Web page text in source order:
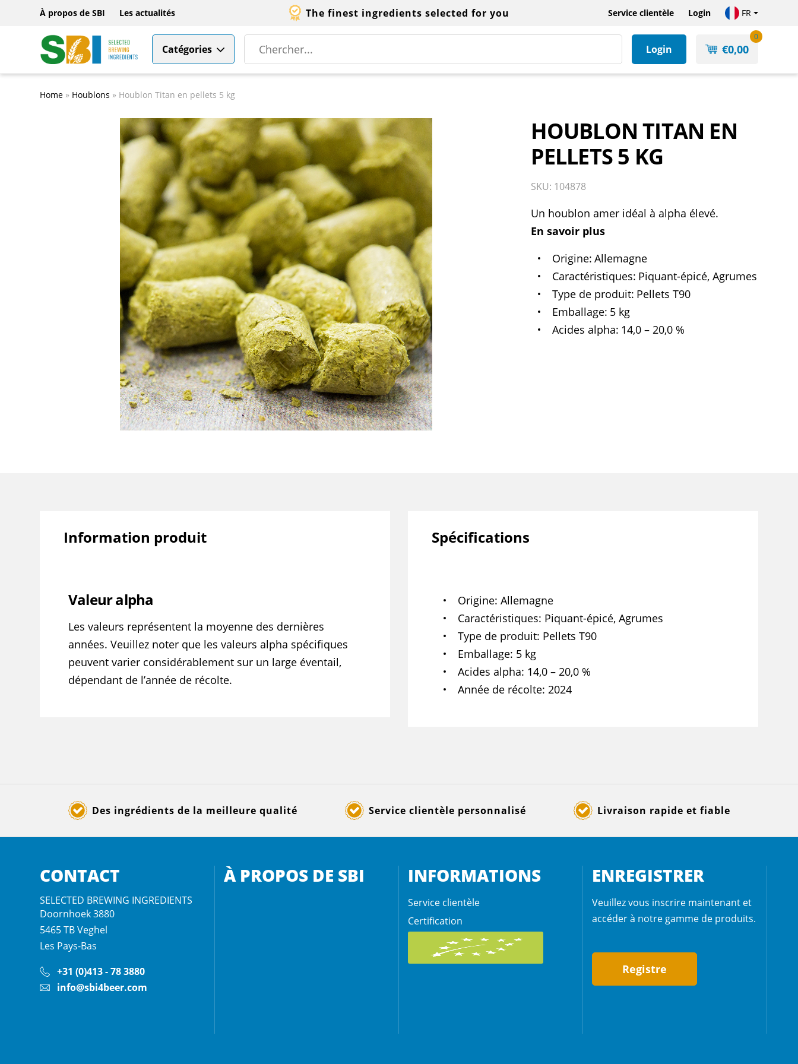
À propos de SBI Les actualités The finest ingredients selected for you Service clientèle Login FR
Catégories Login €0,00
0
Home » Houblons » Houblon Titan en pellets 5 kg
HOUBLON TITAN EN
PELLETS 5 KG
SKU: 104878
Un houblon amer idéal à alpha élevé.
En savoir plus
Origine Allemagne
Caractéristiques Piquant-épicé, Agrumes
Type de produit Pellets T90
Emballage 5 kg
Acides alpha 14,0 – 20,0 %
Information produit
Valeur alpha
Les valeurs représentent la moyenne des dernières
années. Veuillez noter que les valeurs alpha spécifiques
peuvent varier considérablement sur un large éventail,
dépendant de l’année de récolte.
Spécifications
Origine Allemagne
Caractéristiques Piquant-épicé, Agrumes
Type de produit Pellets T90
Emballage 5 kg
Acides alpha 14,0 – 20,0 %
Année de récolte 2024
Des ingrédients de la meilleure qualité Service clientèle personnalisé Livraison rapide et fiable
CONTACT
SELECTED BREWING INGREDIENTS
Doornhoek 3880
5465 TBVeghel
Les Pays-Bas
+31 (0)413 - 78 3880
info@sbi4beer.com
À PROPOS DE SBI INFORMATIONS
Service clientèle
Certification
ENREGISTRER
Veuillez vous inscrire maintenant et
accéder à notre gamme de produits.
Registre